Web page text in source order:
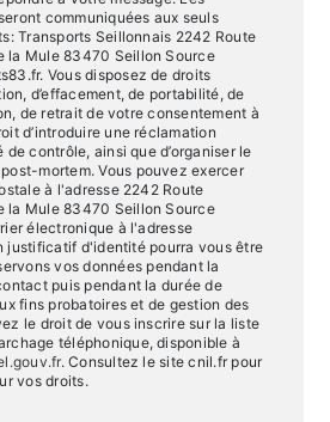
communiquées aux seuls
Transports Seillonnais 2242 Route
la Mule 83470 Seillon Source
Vous disposez de droits
d’effacement, de portabilité, de
de retrait de votre consentement à
d’introduire une réclamation
de contrôle, ainsi que d’organiser le
mortem. Vous pouvez exercer
à l'adresse 2242 Route
la Mule 83470 Seillon Source
électronique à l'adresse
justificatif d'identité pourra vous être
vos données pendant la
puis pendant la durée de
fins probatoires et de gestion des
le droit de vous inscrire sur la liste
téléphonique, disponible à
. Consultez le site cnil.fr pour
vos droits.